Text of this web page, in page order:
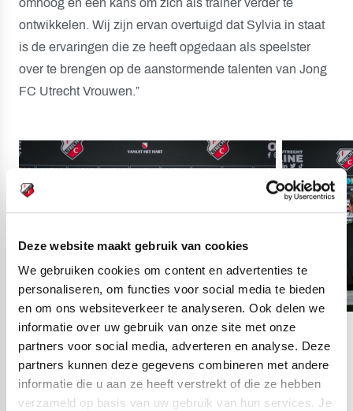
Deze website maakt gebruik van cookies
We gebruiken cookies om content en advertenties te
personaliseren, om functies voor social media te bieden
en om ons websiteverkeer te analyseren. Ook delen we
informatie over uw gebruik van onze site met onze
partners voor social media, adverteren en analyse. Deze
partners kunnen deze gegevens combineren met andere
informatie die u aan ze heeft verstrekt of die ze hebben
verzameld op basis van uw gebruik van hun services. Je
omhoog en een kans om zich als trainer verder te
ontwikkelen. Wij zijn ervan overtuigd dat Sylvia in staat
is de ervaringen die ze heeft opgedaan als speelster
over te brengen op de aanstormende talenten van Jong
FC Utrecht Vrouwen.”
04fotos